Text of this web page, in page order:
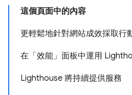
這個頁面中的內容
更輕鬆地針對網站成效採取行
在「效能」面板中運用
Lighthouse 將持續提供服務